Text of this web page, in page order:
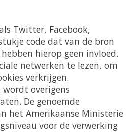
Twitter, Facebook,
code dat van de bron
hierop geen invloed.
netwerken te lezen, om
verkrijgen.
wordt overigens
De genoemde
het Amerikaanse Ministerie
voor de verwerking